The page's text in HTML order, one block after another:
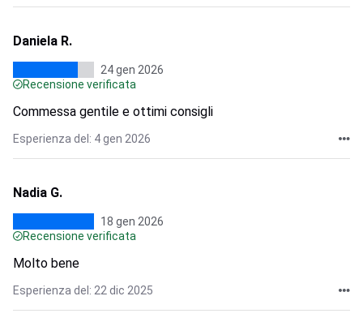
Daniela R.
24 gen 2026
Recensione verificata
Commessa gentile e ottimi consigli
Esperienza del: 4 gen 2026
Nadia G.
18 gen 2026
Recensione verificata
Molto bene
Esperienza del: 22 dic 2025